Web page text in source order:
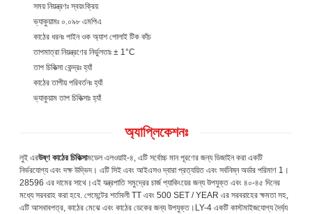
সময় নিয়ন্ত্রণঃ স্বয়ংক্রিয়
ভ্যাকুয়ামঃ ০.০৯৮ এমপিএ
কাঠের ধরনঃ পাইন ওক অ্যাশ পোলাই টিক কাঁচ
তাপমাত্রা নিয়ন্ত্রণের নির্ভুলতাঃ ± 1°C
তাপ চিকিত্সা কেন্দ্রঃ হ্যাঁ
কাঠের তাপীয় পরিবর্তনঃ হ্যাঁ
ভ্যাকুয়াম তাপ চিকিত্সাঃ হ্যাঁ
অ্যাপ্লিকেশনঃ
লুই এরউষ্ণ কাঠের চিকিত্সামডেল এলওয়াই-৪, এটি সর্বোচ্চ মান পূরণের জন্য ডিজাইন করা একটি
নির্ভরযোগ্য এবং দক্ষ উদ্ভিদ। এটি সিই এবং আইএসও দ্বারা প্রত্যয়িত এবং সর্বনিম্ন অর্ডার পরিমাণ 1।
28596 এর দামের সাথে।এই যন্ত্রপাতি সমুদ্রের চার্জ প্যাকিংয়ের জন্য উপযুক্ত এবং ৪০-৪৫ দিনের
মধ্যে সরবরাহ করা হবে. পেমেন্টের শর্তাবলী TT এবং 500 SET / YEAR এর সরবরাহের ক্ষমতা সহ,
এটি আসবাবপত্র, কাঠের মেঝে এবং কাঠের ডেকের জন্য উপযুক্ত।LY-4 একটি কাস্টমাইজযোগ্য দৈর্ঘ্য